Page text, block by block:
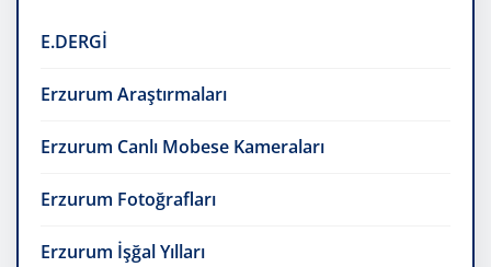
E.DERGİ
Erzurum Araştırmaları
Erzurum Canlı Mobese Kameraları
Erzurum Fotoğrafları
Erzurum İşğal Yılları